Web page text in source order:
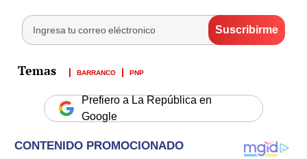
BARRANCO PNP
Prefiero a La República en
Google